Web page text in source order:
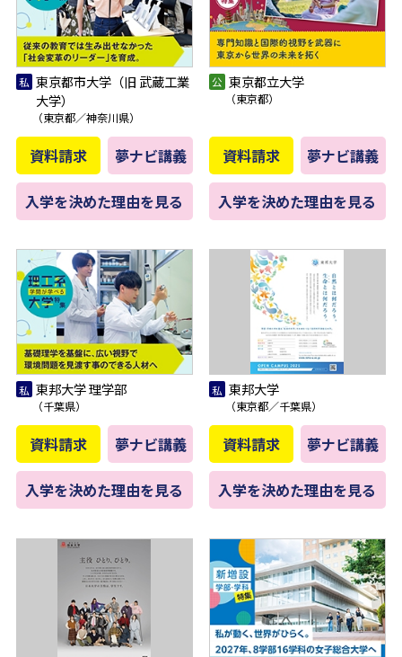
東京都市大学（旧 武蔵工業
大学）
（東京都／神奈川県）
資料請求 夢ナビ講義
入学を決めた理由を見る
東京都立大学
（東京都）
資料請求 夢ナビ講義
入学を決めた理由を見る
東邦大学 理学部
（千葉県）
資料請求 夢ナビ講義
入学を決めた理由を見る
東邦大学
（東京都／千葉県）
資料請求 夢ナビ講義
入学を決めた理由を見る